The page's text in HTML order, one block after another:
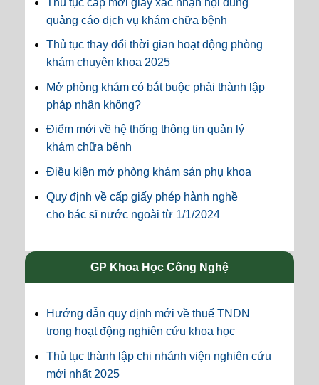
quảng cáo dịch vụ khám chữa bệnh
Thủ tục thay đổi thời gian hoạt động phòng
khám chuyên khoa 2025
Mở phòng khám có bắt buộc phải thành lập
pháp nhân không?
Điểm mới về hệ thống thông tin quản lý
khám chữa bệnh
Điều kiện mở phòng khám sản phụ khoa
Quy định về cấp giấy phép hành nghề
cho bác sĩ nước ngoài từ 1/1/2024
GP Khoa Học Công Nghệ
Hướng dẫn quy định mới về thuế TNDN
trong hoạt động nghiên cứu khoa học
Thủ tục thành lập chi nhánh viện nghiên cứu
mới nhất 2025